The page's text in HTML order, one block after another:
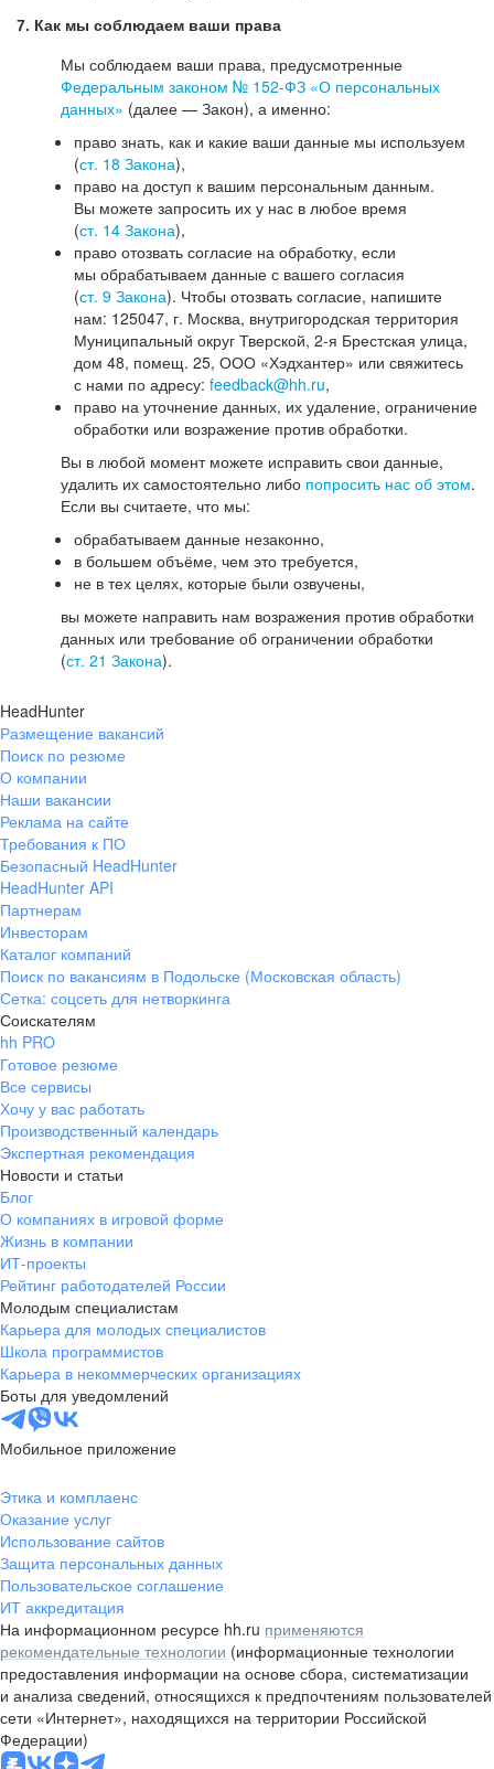
7. Как мы соблюдаем ваши права
Мы соблюдаем ваши права, предусмотренные
Федеральным законом № 152-ФЗ «О персональных
данных» (далее — Закон), а именно:
право знать, как и какие ваши данные мы используем
(ст. 18 Закона),
право на доступ к вашим персональным данным.
Вы можете запросить их у нас в любое время
(ст. 14 Закона),
право отозвать согласие на обработку, если
мы обрабатываем данные с вашего согласия
(ст. 9 Закона). Чтобы отозвать согласие, напишите
нам: 125047, г. Москва, внутригородская территория
Муниципальный округ Тверской, 2-я Брестская улица,
дом 48, помещ. 25, ООО «Хэдхантер» или свяжитесь
с нами по адресу: feedback@hh.ru,
право на уточнение данных, их удаление, ограничение
обработки или возражение против обработки.
Вы в любой момент можете исправить свои данные,
удалить их самостоятельно либо попросить нас об этом.
Если вы считаете, что мы:
обрабатываем данные незаконно,
в большем объёме, чем это требуется,
не в тех целях, которые были озвучены,
вы можете направить нам возражения против обработки
данных или требование об ограничении обработки
(ст. 21 Закона).
HeadHunter
Размещение вакансий
Поиск по резюме
О компании
Наши вакансии
Реклама на сайте
Требования к ПО
Безопасный HeadHunter
HeadHunter API
Партнерам
Инвесторам
Каталог компаний
Поиск по вакансиям в Подольске (Московская область)
Сетка: соцсеть для нетворкинга
Соискателям
hh PRO
Готовое резюме
Все сервисы
Хочу у вас работать
Производственный календарь
Экспертная рекомендация
Новости и статьи
Блог
О компаниях в игровой форме
Жизнь в компании
ИТ-проекты
Рейтинг работодателей России
Молодым специалистам
Карьера для молодых специалистов
Школа программистов
Карьера в некоммерческих организациях
Боты для уведомлений
Мобильное приложение
Этика и комплаенс
Оказание услуг
Использование сайтов
Защита персональных данных
Пользовательское соглашение
ИТ аккредитация
На информационном ресурсе hh.ru применяются
рекомендательные технологии (информационные технологии
предоставления информации на основе сбора, систематизации
и анализа сведений, относящихся к предпочтениям пользователей
сети «Интернет», находящихся на территории Российской
Федерации)